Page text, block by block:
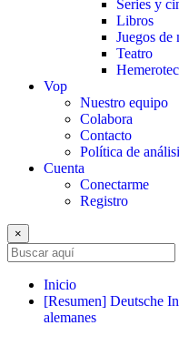
Series y
Libros
Juegos de
Teatro
Vop
Nuestro equipo
Colabora
Contacto
Política de
Cuenta
Conectarme
Registro
×
Inicio
[Resumen] Deutsche
alemanes